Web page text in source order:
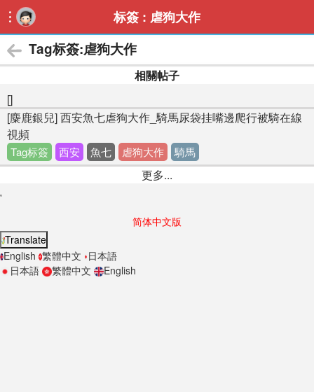
 标簽 : 虐狗大作
Tag标簽:虐狗大作
相關帖子
[]
[麋鹿銀兒] 西安魚七虐狗大作_騎馬尿袋挂嘴邊爬行被騎在線
視頻
Tag标簽 西安 魚七 虐狗大作 騎馬
更多...
'
简体中文版
Translate
English 繁體中文 日本語
日本語
繁體中文 English